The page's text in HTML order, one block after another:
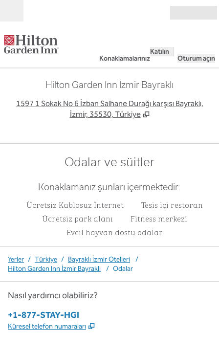
Konaklamalarınız
Katılın
Oturum açın
Hilton Garden Inn İzmir Bayraklı
1597 1 Sokak No 6 İzban Salhane Durağı karşısı Bayraklı,
İzmir, 35530, Türkiye
Odalar ve süitler
Konaklamanız şunları içermektedir:
Ücretsiz Kablosuz İnternet
Tesis içi restoran
Ücretsiz park alanı
Fitness merkezi
Evcil hayvan dostu odalar
Yerler / Türkiye / Bayraklı İzmir Otelleri
/
Hilton Garden Inn İzmir Bayraklı
/ Odalar
Nasıl yardımcı olabiliriz?
Telefon:
+1-877-STAY-HGI
Küresel telefon numaraları ,